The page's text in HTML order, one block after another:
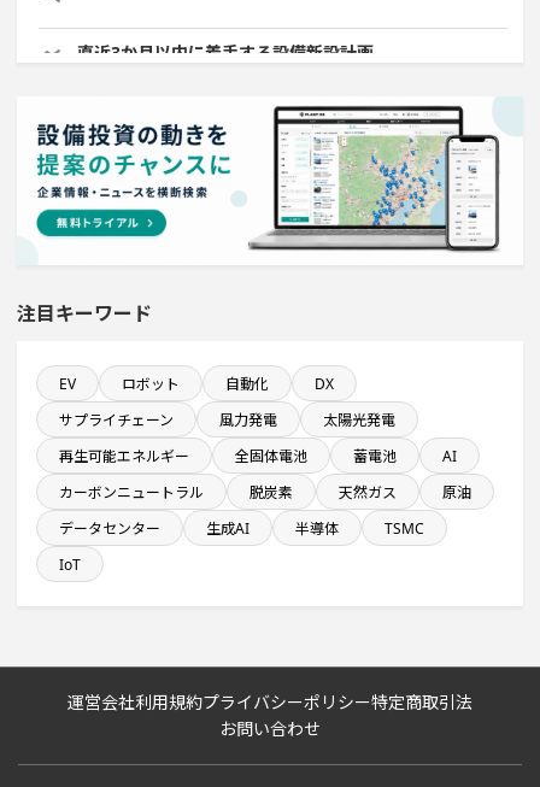
直近3か月以内に着手する設備新設計画
食品関連工場のプロジェクト
直近3か月以内に着工プロジェクト
完成から約5年経過プロジェクト
関東地方で投資額10億円以上プロジェクト
来月着工プロジェクト
1億円以上のソフトウェア投資する設備新設計画
自動車関連工場のプロジェクト
直近3か月以内に完了する設備新設計画
半導体設備に投資する設備新設計画
従業員数が100人以上の企業一覧
注目キーワード
EV ロボット 自動化
DX
サプライチェーン
風力発電
太陽光発電
再生可能エネルギー
全固体電池 蓄電池
AI
カーボンニュートラル
脱炭素 天然ガス
原油
データセンター
生成AI 半導体
TSMC
IoT
運営会社利用規約プライバシーポリシー特定商取引法
お問い合わせ